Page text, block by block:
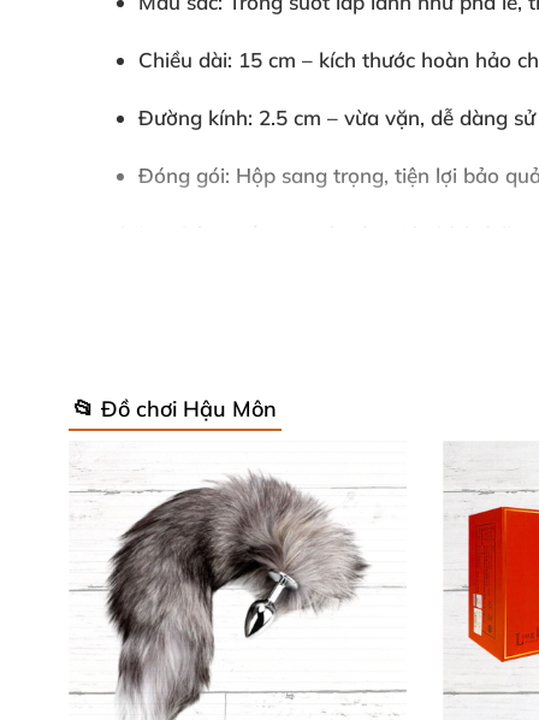
Chiều dài: 15 cm – kích thước hoàn hảo
Đường kính: 2.5 cm – vừa vặn, dễ dàng
Đóng gói: Hộp sang trọng, tiện lợi bảo
tê tái mạnh mẽ. Kết hợp gel bôi trơn gốc
Từ thương hiệu Mỹ uy tín,
hay các vùng nhạy cảm, mang lại sự êm ái
Sử dụng linh hoạt: Làm nóng dưới vòi nước
còn là kiệt tác nghệ thuật nâng tầm bộ sưu
Hướng Dẫn Sử Dụng & Bảo Quản
Rửa sạchkính kích thíchtrước và sau mỗi lần
📂 Đồ chơi Hậu Môn